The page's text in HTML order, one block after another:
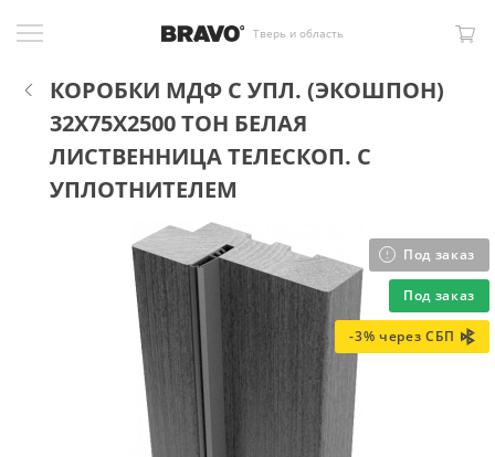
Тверь и область
КОРОБКИ МДФ С УПЛ. (ЭКОШПОН)
32X75X2500 ТОН БЕЛАЯ
ЛИСТВЕННИЦА ТЕЛЕСКОП. С
УПЛОТНИТЕЛЕМ
Под заказ
Под заказ
-3% через СБП